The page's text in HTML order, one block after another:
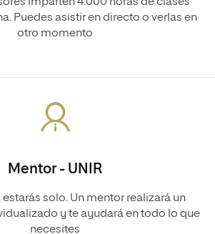
Puedes asistir en directo o verlas en
otro momento
Mentor - UNIR
estarás solo. Un mentor realizará un
y te ayudará en todo lo que
necesites